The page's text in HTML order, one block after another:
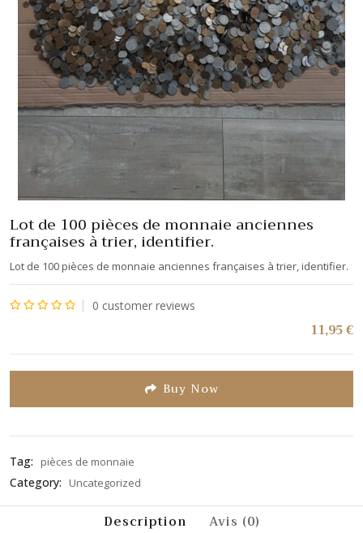
Lot de 100 pièces de monnaie anciennes
françaises à trier, identifier.
Lot de 100 pièces de monnaie anciennes françaises à trier, identifier.
0 customer reviews
11,95€
Buy Now
Tag: pièces de monnaie
Category: Uncategorized
Description Avis (0)